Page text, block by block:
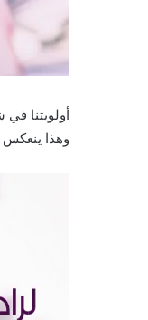
أولويتنا
وهذا ينعكس